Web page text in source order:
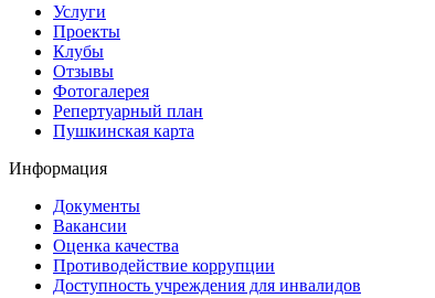
Услуги
Проекты
Клубы
Отзывы
Фотогалерея
Репертуарный план
Пушкинская карта
Информация
Документы
Вакансии
Оценка качества
Противодействие коррупции
Доступность учреждения для инвалидов